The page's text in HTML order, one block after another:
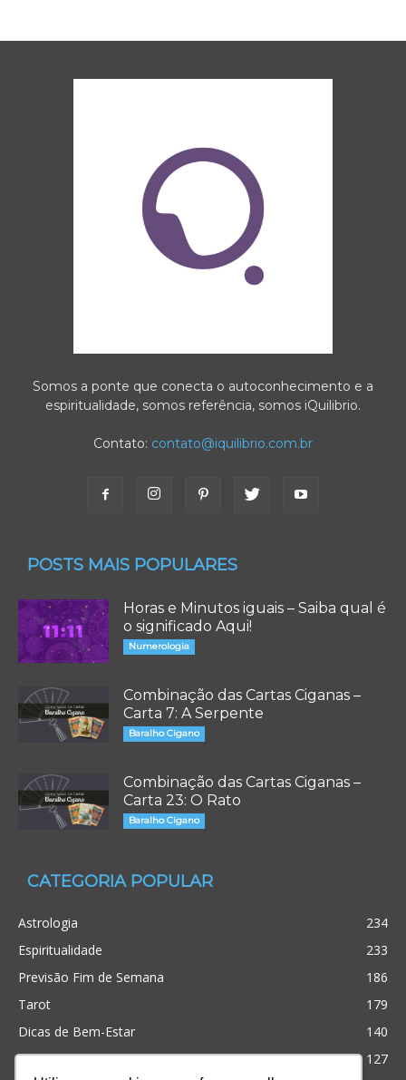
Somos a ponte que conecta o autoconhecimento e a
espiritualidade, somos referência, somos iQuilibrio.
Contato: contato@iquilibrio.com.br
POSTS MAIS POPULARES
Horas e Minutos iguais – Saiba qual é
o significado Aqui!
Numerologia
Combinação das Cartas Ciganas –
Carta 7: A Serpente
Baralho Cigano
Combinação das Cartas Ciganas –
Carta 23: O Rato
Baralho Cigano
CATEGORIA POPULAR
Astrologia
234
Espiritualidade
233
Previsão Fim de Semana
186
Tarot
179
Dicas de Bem-Estar
140
Cristianismo
127